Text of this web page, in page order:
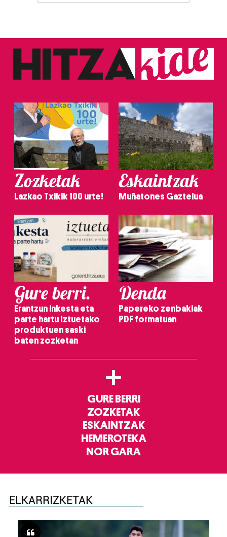
Zozketak
Lazkao Txikik 100 urte!
Eskaintzak
Muñatones Gaztelua
Gure berri.
Erantzun inkesta eta
parte hartu Iztuetako
produktuen saski
baten zozketan
Denda
Papereko zenbakiak
PDF formatuan
+
GURE BERRI
ZOZKETAK
ESKAINTZAK
HEMEROTEKA
NOR GARA
ELKARRIZKETAK